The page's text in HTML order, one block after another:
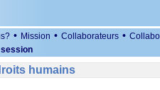
• Mission • Collaborateurs •
humains